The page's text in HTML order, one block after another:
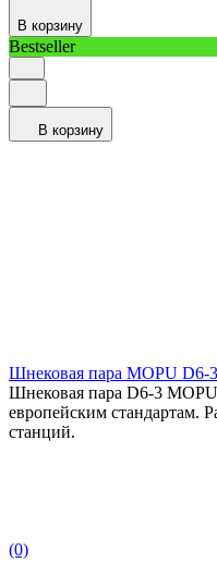
В корзину
Bestseller
В корзину
Шнековая пара MOPU D6-
Шнековая пара D6-3
европейским стандартам.
станций.
(0)